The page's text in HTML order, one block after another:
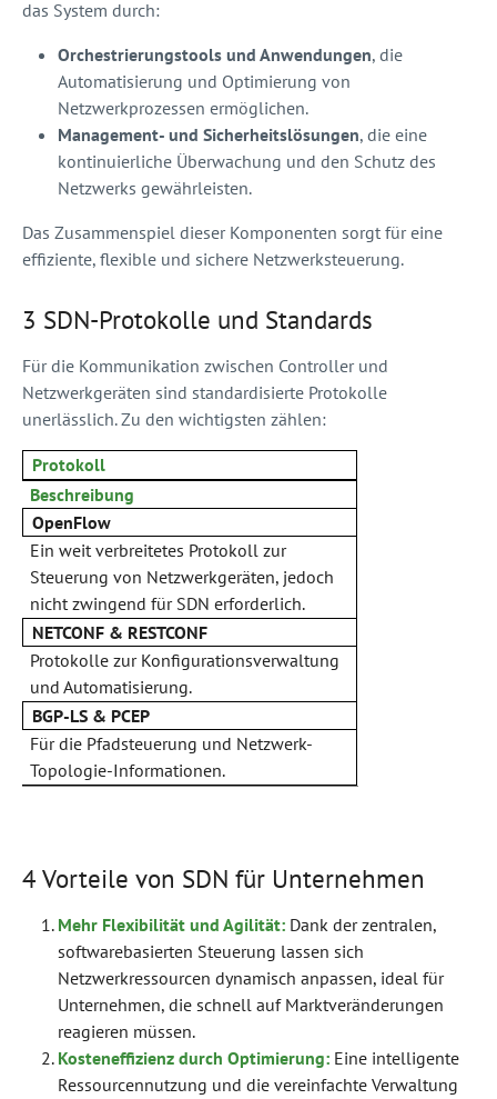
das System durch:
Orchestrierungstools und Anwendungen, die
Automatisierung und Optimierung von
Netzwerkprozessen ermöglichen.
Management- und Sicherheitslösungen, die eine
kontinuierliche Überwachung und den Schutz des
Netzwerks gewährleisten.
Das Zusammenspiel dieser Komponenten sorgt für eine
effiziente, flexible und sichere Netzwerksteuerung.
3 SDN-Protokolle und Standards
Für die Kommunikation zwischen Controller und
Netzwerkgeräten sind standardisierte Protokolle
unerlässlich. Zu den wichtigsten zählen:
Protokoll
Beschreibung
OpenFlow
Ein weit verbreitetes Protokoll zur
Steuerung von Netzwerkgeräten, jedoch
nicht zwingend für SDN erforderlich.
NETCONF & RESTCONF
Protokolle zur Konfigurationsverwaltung
und Automatisierung.
BGP-LS & PCEP
Für die Pfadsteuerung und Netzwerk-
Topologie-Informationen.
4 Vorteile von SDN für Unternehmen
Mehr Flexibilität und Agilität: Dank der zentralen,
softwarebasierten Steuerung lassen sich
Netzwerkressourcen dynamisch anpassen, ideal für
Unternehmen, die schnell auf Marktveränderungen
reagieren müssen.
Kosteneffizienz durch Optimierung: Eine intelligente
Ressourcennutzung und die vereinfachte Verwaltung